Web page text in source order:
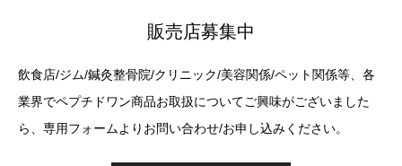
販売店募集中
飲食店/ジム/鍼灸整骨院/クリニック/美容関係/ペット関係等、各
業界でペプチドワン商品お取扱についてご興味がございました
ら、専用フォームよりお問い合わせ/お申し込みください。